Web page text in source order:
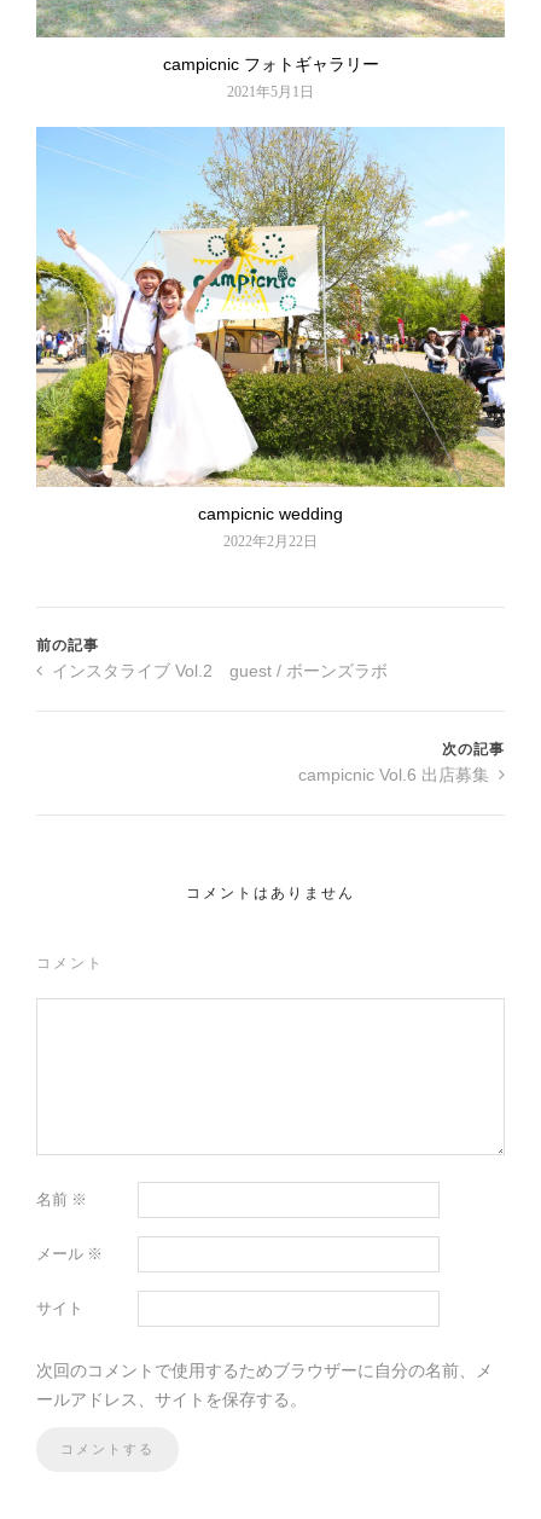
campicnic フォトギャラリー
2021年5月1日
campicnic wedding
2022年2月22日
前の記事
インスタライブ Vol.2 guest / ボーンズラボ
次の記事
campicnic Vol.6 出店募集
コメントはありません
コメント
名前 ※
メール ※
サイト
次回のコメントで使用するためブラウザーに自分の名前、メ
ールアドレス、サイトを保存する。